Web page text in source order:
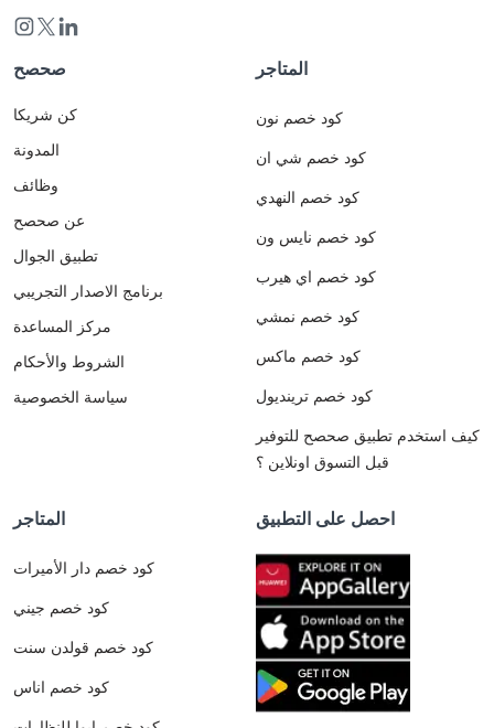
صحصح
كن شريكا
المدونة
وظائف
عن صحصح
تطبيق الجوال
برنامج الاصدار التجريبي
مركز المساعدة
الشروط والأحكام
سياسة الخصوصية
المتاجر
كود خصم نون
كود خصم شي ان
كود خصم النهدي
كود خصم نايس ون
كود خصم اي هيرب
كود خصم نمشي
كود خصم ماكس
كود خصم ترينديول
كيف استخدم تطبيق صحصح للتوفير
قبل التسوق اونلاين ؟
المتاجر
كود خصم دار الأميرات
كود خصم جيني
كود خصم قولدن سنت
كود خصم اناس
احصل على التطبيق